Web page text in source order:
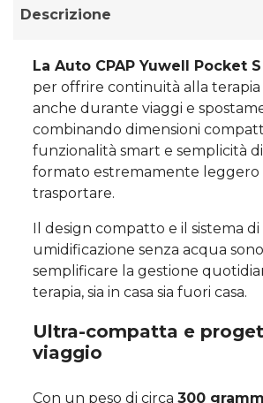
Descrizione
La Auto CPAP Yuwell Pocket S
per offrire continuità alla terapia
anche durante viaggi e
combinando dimensioni
funzionalità smart e semplicità
formato estremamente leggero
trasportare.
Il design compatto e il sistema di
umidificazione senza acqua
semplificare la gestione
terapia, sia in casa sia fuori casa.
Ultra-compatta e
viaggio
Con un peso di circa 300